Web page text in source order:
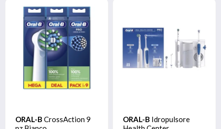
ORAL-B CrossAction 9
ORAL-B Idropulsore